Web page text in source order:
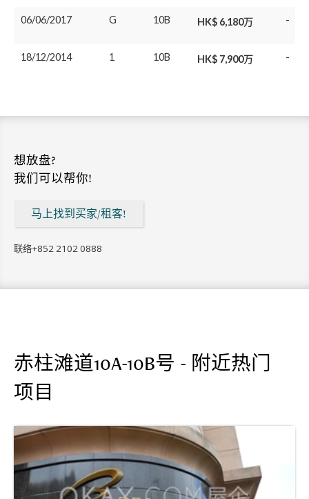
06/06/2017 G 10B HK$ 6,180万 -
18/12/2014 1 10B HK$ 7,900万 -
想放盘?
我们可以帮你!
马上找到买家/租客!
联络+852 2102 0888
赤柱滩道10A-10B号 - 附近热门
项目